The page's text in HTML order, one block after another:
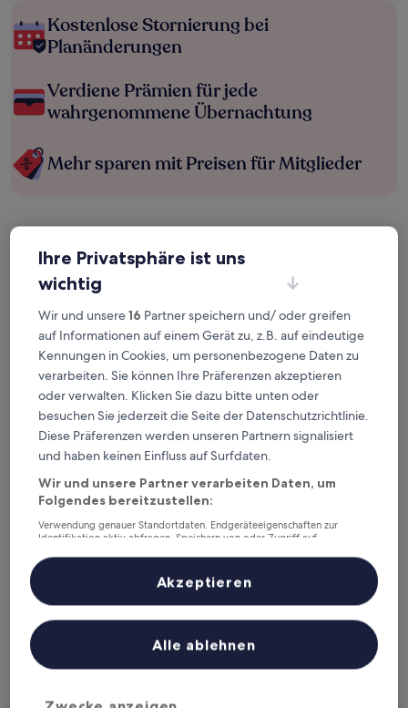
Kostenlose Stornierung bei
Planänderungen
Verdiene Prämien für jede
wahrgenommene Übernachtung
Mehr sparen mit Preisen für Mitglieder
Überprüfe die Preise für diese Daten
5. Aug. - 6. Aug.
Morgen
6. Aug. - 7. Aug.
Dieses Wochenende
7. Aug. - 9. Aug.
Nächstes Wochenende
14. Aug. - 16. Aug.
Denver County – wo
übernachten?
Top-Hotels in Denver
Sonesta Denver Downtown
Sonesta Denver Downtown
out
Ihre Privatsphäre ist uns
wichtig
Wir und unsere16 Partner speichern und/ oder greifen
auf Informationen auf einem Gerät zu, z.B. auf eindeutige
Kennungen in Cookies, um personenbezogene Daten zu
verarbeiten. Sie können Ihre Präferenzen akzeptieren
oder verwalten. Klicken Sie dazu bitte unten oder
besuchen Sie jederzeit die Seite der Datenschutzrichtlinie.
Diese Präferenzen werden unseren Partnern signalisiert
und haben keinen Einfluss auf Surfdaten.
Wir und unsere Partner verarbeiten Daten, um
Folgendes bereitzustellen:
Verwendung genauer Standortdaten. Endgeräteeigenschaften zur
Identifikation aktiv abfragen. Speichern von oder Zugriff auf
Inhalte, Messung von Werbeleistung und der Performance von Inhalten,
Zielgruppenforschung sowie Entwicklung und Verbesserung von
Liste der Partner (Lieferanten)
Alle ablehnen
Akzeptieren